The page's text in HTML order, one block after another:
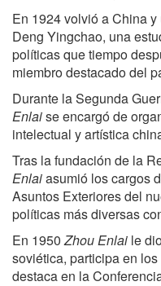
En 1924 volvió a China
Deng Yingchao, una
políticas que tiempo
miembro destacado del
Durante la Segunda
Enlaise encargó de
intelectual y artística
Tras la fundación de la
Enlaiasumió los cargos
Asuntos Exteriores del
políticas más diversas
En 1950Zhou Enlai le
soviética, participa en
destaca en la